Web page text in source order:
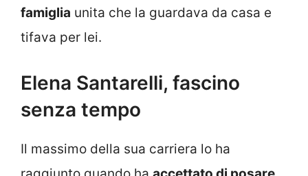
famiglia unita che la guardava da casa e
tifava per lei.
Elena Santarelli, fascino
senza tempo
Il massimo della sua carriera lo ha